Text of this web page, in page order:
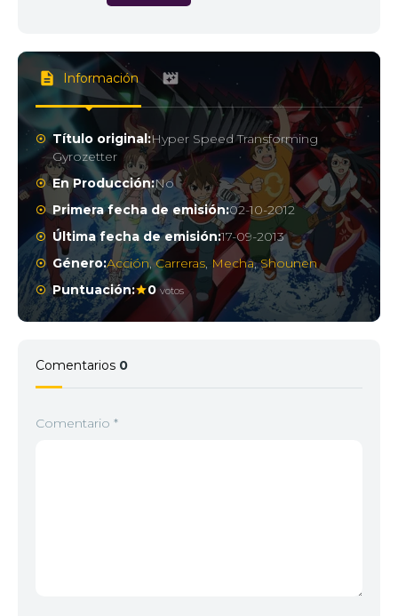
Información
Título original:Hyper Speed Transforming
Gyrozetter
En Producción:No
Primera fecha de emisión:02-10-2012
Última fecha de emisión:17-09-2013
Género:Acción,Carreras, Mecha,Shounen
Puntuación:
0 votos
Comentarios 0
Comentario *